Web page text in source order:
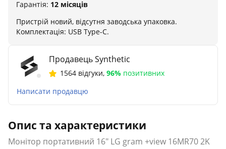
Гарантія: 12 місяців
Пристрій новий, відсутня заводська упаковка.
Комплектація: USB Type-C.
Продавець Synthetic
1564 відгуки, 96% позитивних
Написати продавцю
Опис та характеристики
Монітор портативний 16" LG gram +view 16MR70 2K